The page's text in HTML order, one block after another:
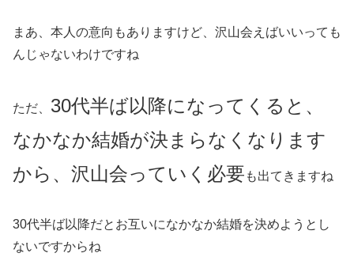
まあ、本人の意向もありますけど、沢山会えばいいっても
んじゃないわけですね
ただ、 30代半ば以降になってくると、
なかなか結婚が決まらなくなります
から、沢山会っていく必要 も出てきますね
30代半ば以降だとお互いになかなか結婚を決めようとし
ないですからね